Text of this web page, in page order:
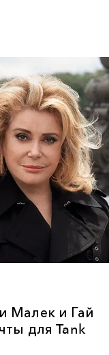
Малек и Гай
для Tank